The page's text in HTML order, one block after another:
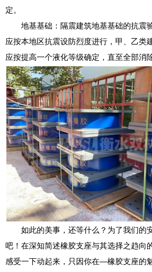
定。
地基基础：隔震建筑地基基础的抗震
应按本地区抗震设防烈度进行，甲、乙类
应按提高一个液化等级确定，直至全部消
如此的美事，还等什么？为了我们的
吧！在深知简述橡胶支座与其选择之趋向
感受一下动起来，只因你在—橡胶支座的